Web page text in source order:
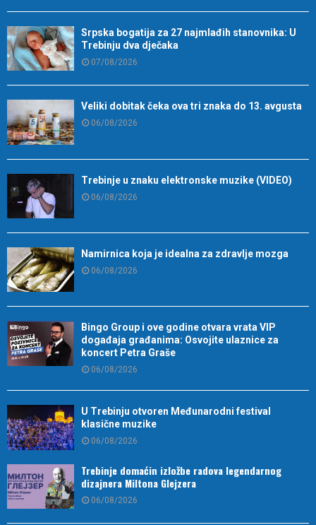
Srpska bogatija za 27 najmlađih stanovnika: U
Trebinju dva dječaka
07/08/2026
Veliki dobitak čeka ova tri znaka do 13. avgusta
06/08/2026
Trebinje u znaku elektronske muzike (VIDEO)
06/08/2026
Namirnica koja je idealna za zdravlje mozga
06/08/2026
Bingo Group i ove godine otvara vrata VIP
događaja građanima: Osvojite ulaznice za
koncert Petra Graše
06/08/2026
U Trebinju otvoren Međunarodni festival
klasične muzike
06/08/2026
Trebinje domaćin izložbe radova legendarnog
dizajnera Miltona Glejzera
06/08/2026